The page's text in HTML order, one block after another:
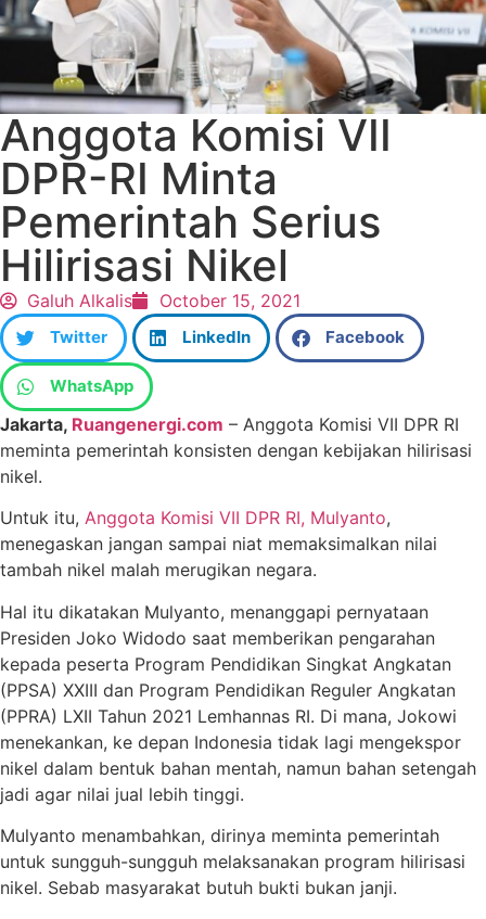
Anggota Komisi VII
DPR-RI Minta
Pemerintah Serius
Hilirisasi Nikel
Galuh Alkalis October 15, 2021
Twitter LinkedIn Facebook
WhatsApp
Jakarta, Ruangenergi.com – Anggota Komisi VII DPR RI
meminta pemerintah konsisten dengan kebijakan hilirisasi
nikel.
Untuk itu, Anggota Komisi VII DPR RI, Mulyanto,
menegaskan jangan sampai niat memaksimalkan nilai
tambah nikel malah merugikan negara.
Hal itu dikatakan Mulyanto, menanggapi pernyataan
Presiden Joko Widodo saat memberikan pengarahan
kepada peserta Program Pendidikan Singkat Angkatan
(PPSA) XXIII dan Program Pendidikan Reguler Angkatan
(PPRA) LXII Tahun 2021 Lemhannas RI. Di mana, Jokowi
menekankan, ke depan Indonesia tidak lagi mengekspor
nikel dalam bentuk bahan mentah, namun bahan setengah
jadi agar nilai jual lebih tinggi.
Mulyanto menambahkan, dirinya meminta pemerintah
untuk sungguh-sungguh melaksanakan program hilirisasi
nikel. Sebab masyarakat butuh bukti bukan janji.